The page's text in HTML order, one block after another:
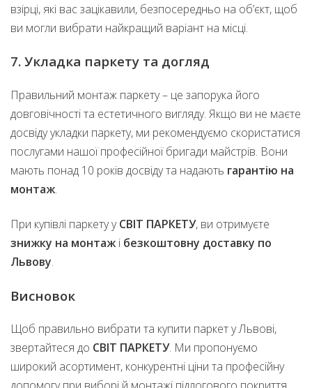
взірці, які вас зацікавили, безпосередньо на об’єкт, щоб
ви могли вибрати найкращий варіант на місці.
7. Укладка паркету та догляд
Правильний монтаж паркету – це запорука його
довговічності та естетичного вигляду. Якщо ви не маєте
досвіду укладки паркету, ми рекомендуємо скористатися
послугами нашої професійної бригади майстрів. Вони
мають понад 10 років досвіду та надають гарантію на
монтаж.
При купівлі паркету уСВІТ ПАРКЕТУ, ви отримуєте
знижку на монтажі безкоштовну доставку по
Львову.
Висновок
Щоб правильно вибрати та купити паркет у Львові,
звертайтеся до СВІТ ПАРКЕТУ. Ми пропонуємо
широкий асортимент, конкурентні ціни та професійну